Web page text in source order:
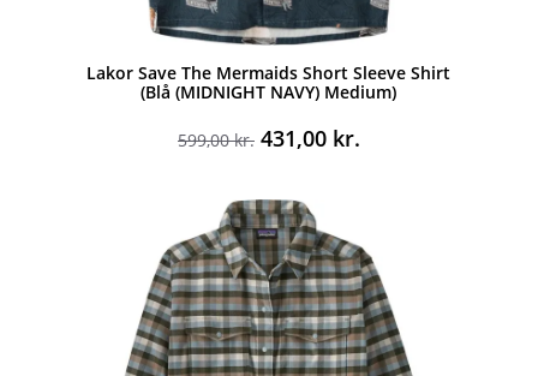
Lakor Save The Mermaids Short Sleeve Shirt
(Blå (MIDNIGHT NAVY) Medium)
599,00kr. Den
var:
599,00 kr..
431,00 kr.Den
431,00 kr..